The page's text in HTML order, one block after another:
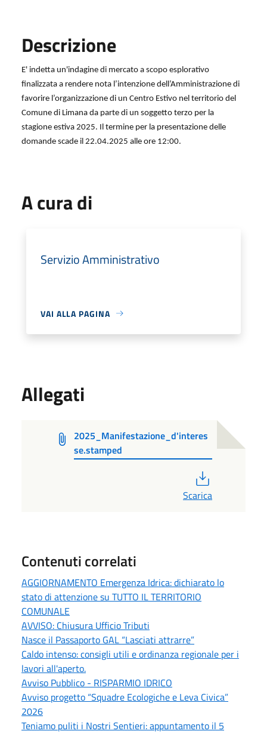
Descrizione
E' indetta un'indagine di mercato a scopo esplorativo
finalizzata a rendere nota l’intenzione dell’Amministrazione di
favorire l’organizzazione di un Centro Estivo nel territorio del
Comune di Limana da parte di un soggetto terzo per la
stagione estiva 2025. Il termine per la presentazione delle
domande scade il 22.04.2025 alle ore 12:00.
A cura di
Servizio Amministrativo
VAI ALLA PAGINA
Allegati
2025_Manifestazione_d'interes
se.stamped
Scarica
Contenuti correlati
AGGIORNAMENTO Emergenza Idrica: dichiarato lo
stato di attenzione su TUTTO IL TERRITORIO
COMUNALE
AVVISO: Chiusura Ufficio Tributi
Nasce il Passaporto GAL “Lasciati attrarre”
Caldo intenso: consigli utili e ordinanza regionale per i
lavori all'aperto.
Avviso Pubblico - RISPARMIO IDRICO
Avviso progetto “Squadre Ecologiche e Leva Civica”
2026
Teniamo puliti i Nostri Sentieri: appuntamento il 5